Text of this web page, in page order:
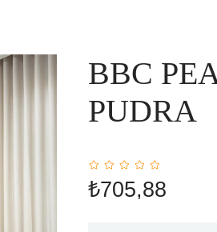
BBC
PUDRA
₺705,88